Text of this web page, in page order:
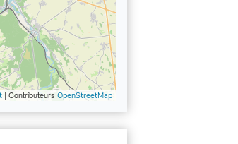
| Contributeurs OpenStreetMap